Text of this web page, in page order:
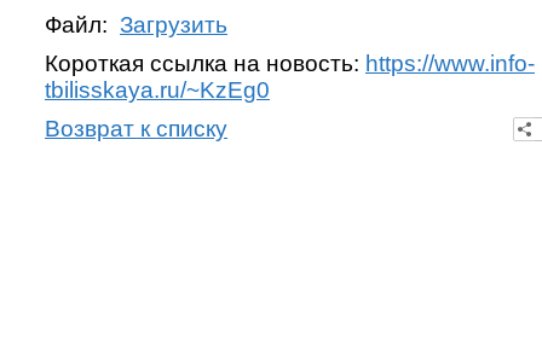
Файл: Загрузить
Короткая ссылка на новость: https://www.info-
tbilisskaya.ru/~KzEg0
Возврат к списку